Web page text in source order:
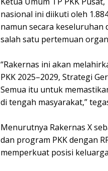
nasional ini diikuti oleh
namun secara
salah satu pertemuan
‎“Rakernas ini akan
PKK 2025–2029, Strategi
Semua itu untuk
di tengah masyarakat,”
‎Menurutnya Rakernas X
dan program PKK dengan
memperkuat posisi